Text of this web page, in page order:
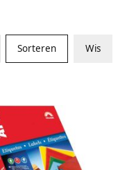
Sorteren Wis